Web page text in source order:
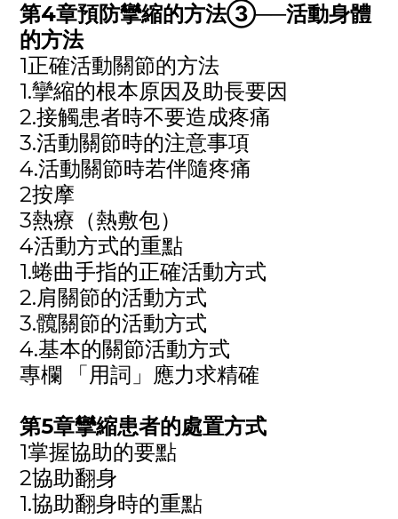
第4章預防攣縮的方法③──活動身體
的方法
1正確活動關節的方法
1.攣縮的根本原因及助長要因
2.接觸患者時不要造成疼痛
3.活動關節時的注意事項
4.活動關節時若伴隨疼痛
2按摩
3熱療（熱敷包）
4活動方式的重點
1.蜷曲手指的正確活動方式
2.肩關節的活動方式
3.髖關節的活動方式
4.基本的關節活動方式
專欄 「用詞」應力求精確
第5章攣縮患者的處置方式
1掌握協助的要點
2協助翻身
1.協助翻身時的重點